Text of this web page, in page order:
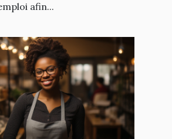
afin...